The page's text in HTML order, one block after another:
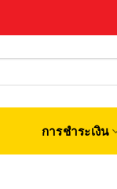
การชำระเงิน